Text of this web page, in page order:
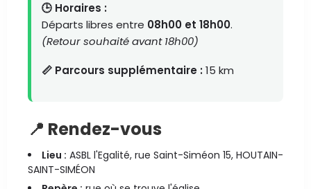
🕒 Horaires :
Départs libres entre 08h00 et 18h00.
(Retour souhaité avant 18h00)
📏 Parcours supplémentaire :15 km
📍 Rendez-vous
Lieu : ASBL l'Egalité, rue Saint-Siméon 15, HOUTAIN-
SAINT-SIMÉON